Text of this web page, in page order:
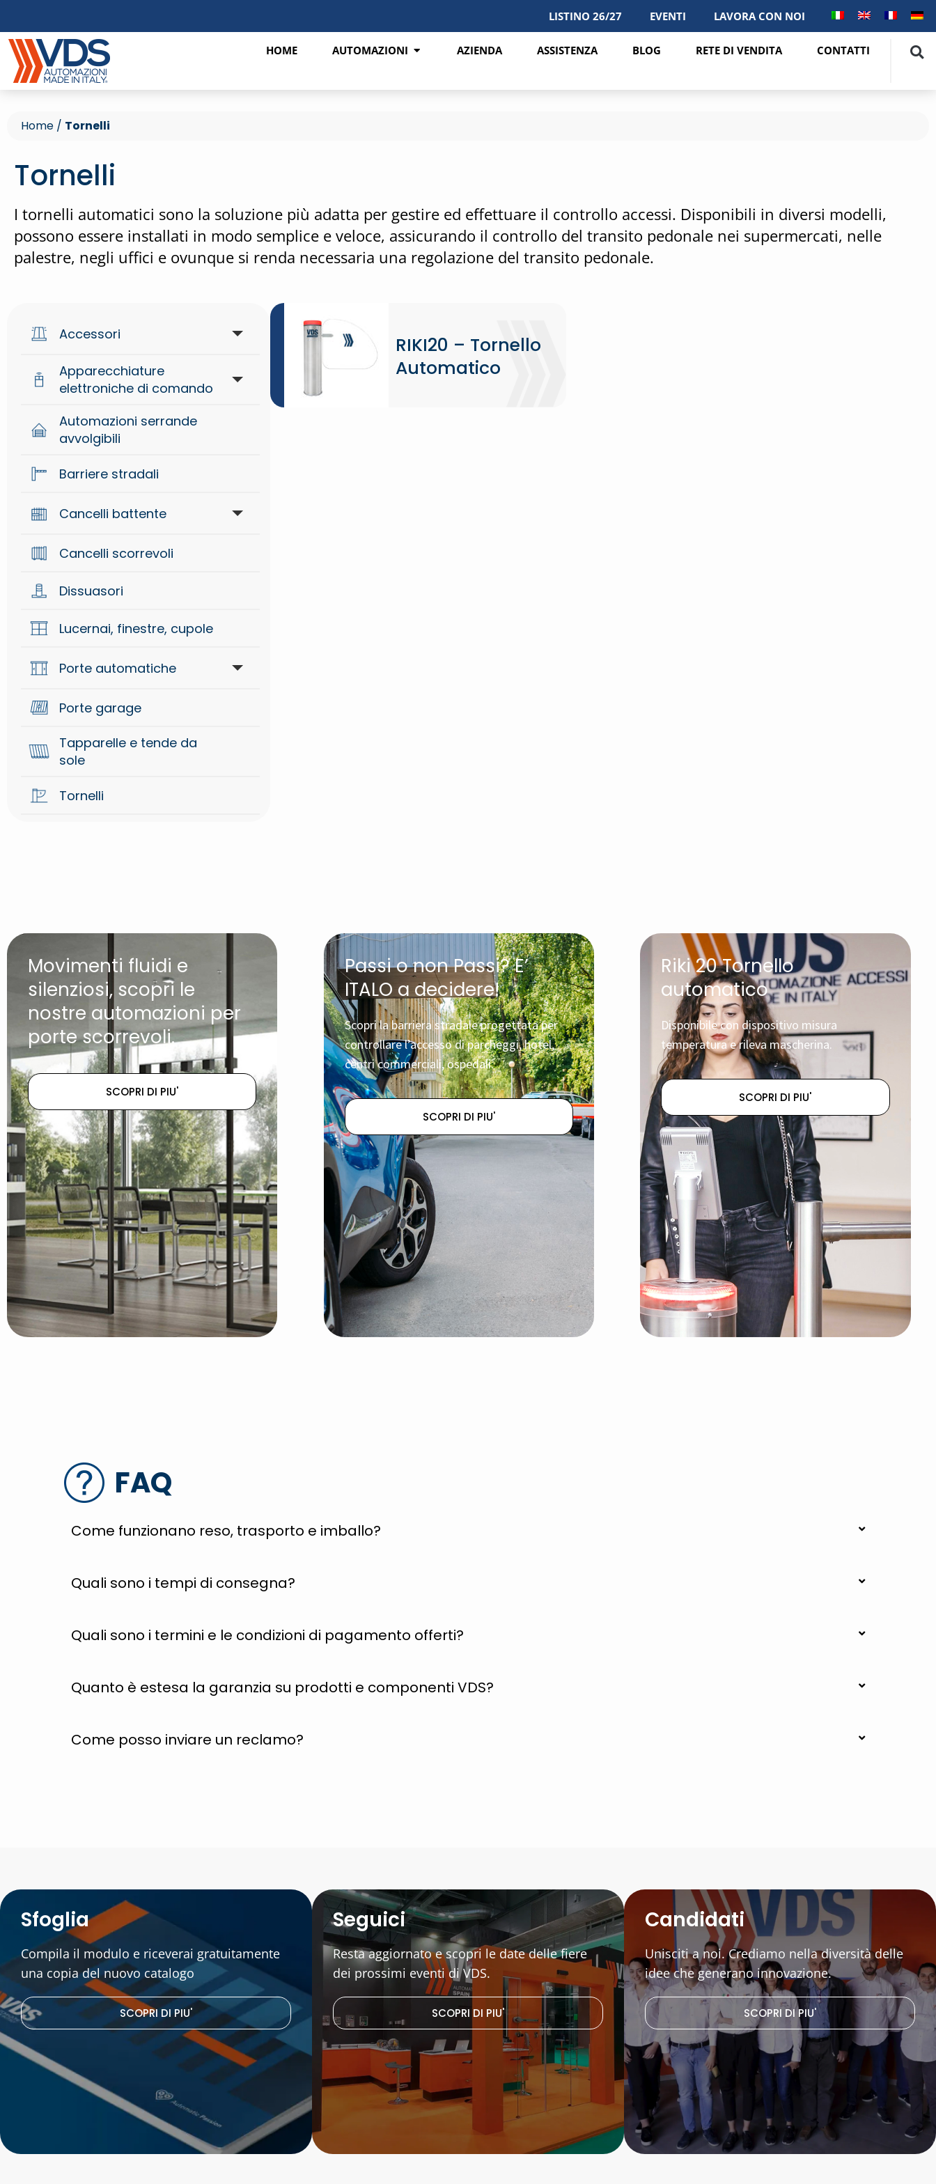
LISTINO 26/27 EVENTI LAVORA CON NOI
HOME AUTOMAZIONI AZIENDA ASSISTENZA BLOG RETE DI VENDITA CONTATTI
Home / Tornelli
Tornelli
I tornelli automatici sono la soluzione più adatta per gestire ed effettuare il controllo accessi. Disponibili in diversi modelli,
possono essere installati in modo semplice e veloce, assicurando il controllo del transito pedonale nei supermercati, nelle
palestre, negli uffici e ovunque si renda necessaria una regolazione del transito pedonale.
Accessori
Accessori di segnalazione
Accessori generici
Dispositivi di sicurezza
Apparecchiature
elettroniche di comando
Apparecchiature di comando
Sistemi radio
Automazioni serrande
avvolgibili
Barriere stradali
Cancelli battente
Attuatori interrati per cancelli
battente
Braccio per cancelli battente
Oleodinamiche per cancelli
Cancelli scorrevoli
Dissuasori
Lucernai, finestre, cupole
Porte automatiche
Accessori
Automazioni
Porte garage
Tapparelle e tende da
sole
Tornelli
RIKI20 – Tornello
Automatico
Movimenti fluidi e
silenziosi, scopri le
nostre automazioni per
porte scorrevoli.
SCOPRI DI PIU'
Passi o non Passi? E’
ITALO a decidere!
Scopri la barriera stradale progettata per
controllare l’accesso di parcheggi, hotel,
centri commerciali, ospedali.
SCOPRI DI PIU'
Riki 20 Tornello
automatico
Disponibile con dispositivo misura
temperatura e rileva mascherina.
SCOPRI DI PIU'
FAQ
Come funzionano reso, trasporto e imballo?
Quali sono i tempi di consegna?
Quali sono i termini e le condizioni di pagamento offerti?
Quanto è estesa la garanzia su prodotti e componenti VDS?
Come posso inviare un reclamo?
Sfoglia
Compila il modulo e riceverai gratuitamente
una copia del nuovo catalogo
SCOPRI DI PIU'
Seguici
Resta aggiornato e scopri le date delle fiere
dei prossimi eventi di VDS.
SCOPRI DI PIU'
Candidati
Unisciti a noi. Crediamo nella diversità delle
idee che generano innovazione.
SCOPRI DI PIU'